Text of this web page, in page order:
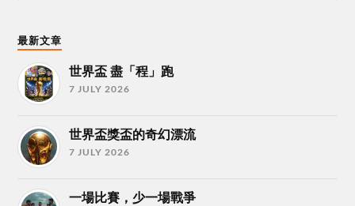
最新文章
世界盃 盡「程」跑
7 JULY 2026
世界盃獎盃的奇幻漂流
7 JULY 2026
一場比賽，少一場戰爭